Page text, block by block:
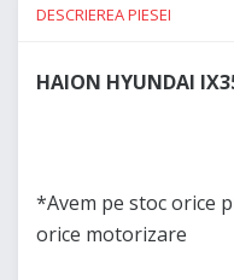
DESCRIEREA PIESEI
HAION HYUNDAI
*Avem pe stoc orice
orice motorizare